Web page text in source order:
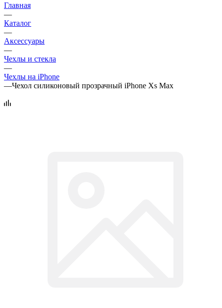
Главная
—
Каталог
—
Аксессуары
—
Чехлы и стекла
—
Чехлы на iPhone
—Чехол силиконовый прозрачный iPhone Xs Max